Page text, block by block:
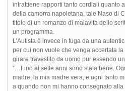
intrattiene rapporti tanto cordiali quanto
della camorra napoletana, tale Naso di
titolo di un romanzo di malavita dello
un programma.
L’Autista è invece in fuga da una
per cui non vuole che venga accertata
girare travestito da uomo pur essendo
“…Fino ai sette anni sono stata bene.
madre, la mia madre vera, e ogni tanto
a quando non mi hanno consegnato